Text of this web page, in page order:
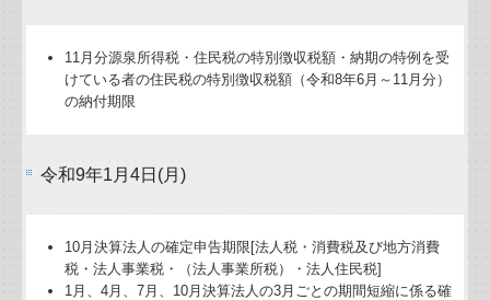
11月分源泉所得税・住民税の特別徴収税額・納期の特例を受
けている者の住民税の特別徴収税額（令和8年6月～11月分）
の納付期限
令和9年1月4日(月)
10月決算法人の確定申告期限[法人税・消費税及び地方消費
税・法人事業税・（法人事業所税）・法人住民税]
1月、4月、7月、10月決算法人の3月ごとの期間短縮に係る確